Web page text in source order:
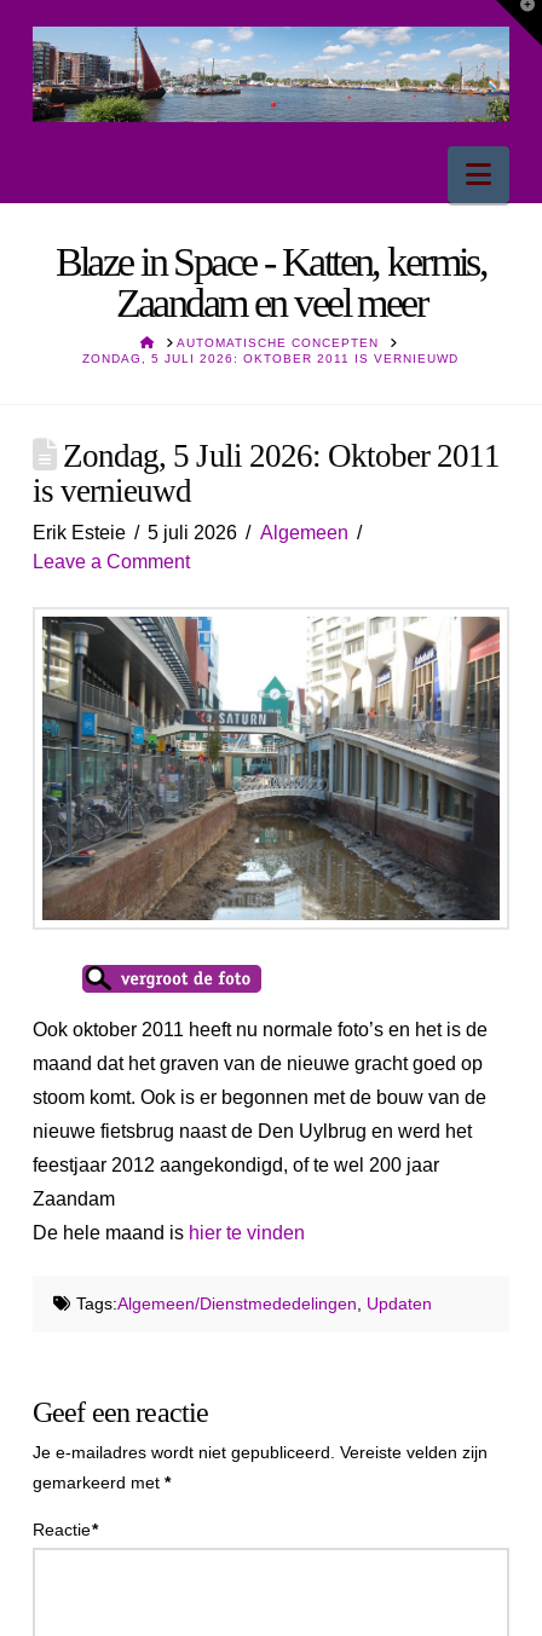
Blaze in Space - Katten, kermis,
Zaandam en veel meer
HOMEAUTOMATISCHE CONCEPTEN
ZONDAG, 5 JULI 2026: OKTOBER 2011 IS VERNIEUWD
Zondag, 5 Juli 2026: Oktober 2011
is vernieuwd
Erik Esteie 5 juli 2026
Algemeen
Leave a Comment
Ook oktober 2011 heeft nu normale foto’s en het is de
maand dat het graven van de nieuwe gracht goed op
stoom komt. Ook is er begonnen met de bouw van de
nieuwe fietsbrug naast de Den Uylbrug en werd het
feestjaar 2012 aangekondigd, of te wel 200 jaar
Zaandam
De hele maand is hier te vinden
Tags:Algemeen/Dienstmededelingen, Updaten
Geef een reactie
Je e-mailadres wordt niet gepubliceerd. Vereiste velden zijn
gemarkeerd met *
Reactie*